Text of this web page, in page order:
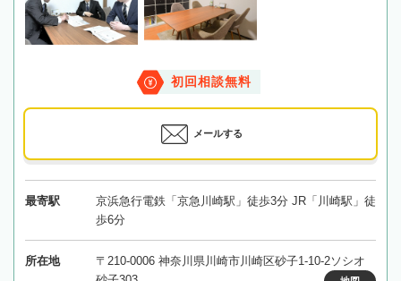
初回相談無料
メールする
最寄駅
京浜急行電鉄「京急川崎駅」徒歩3分 JR「川崎駅」徒
歩6分
所在地
〒210-0006 神奈川県川崎市川崎区砂子1-10-2ソシオ